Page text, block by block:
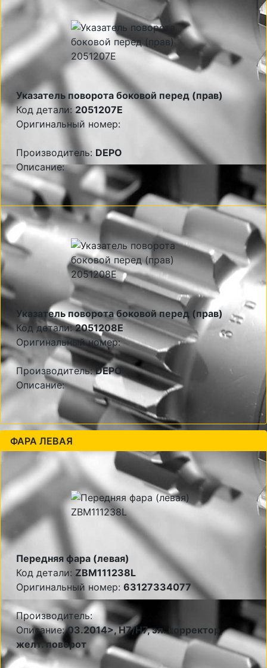
Указатель поворота боковой перед (прав)
Код детали:2051207E
Оригинальный номер:
Производитель: DEPO
Описание:
Указатель поворота боковой перед (прав)
Код детали:2051208E
Оригинальный номер:
Производитель:DEPO
Описание:
ФАРА ЛЕВАЯ
Передняя фара (левая)
Код детали: ZBM111238L
Оригинальный номер: 63127334077
Производитель:
Описание:03.2014>, H7/H7, эл. корректор,
желт. поворот